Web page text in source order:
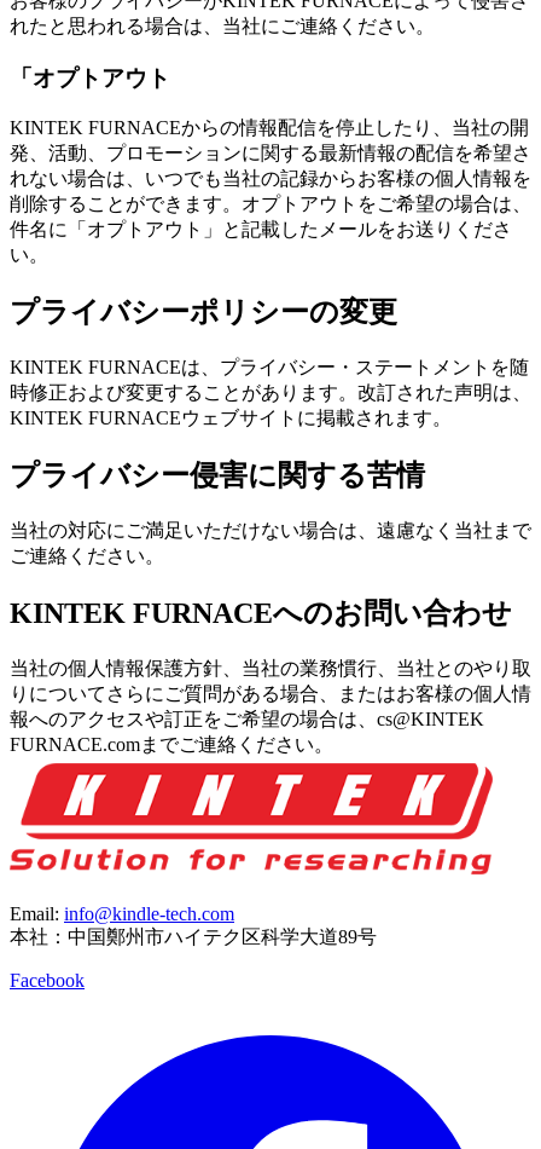
れたと思われる場合は、当社にご連絡ください。
「オプトアウト
KINTEK FURNACEからの情報配信を停止したり、当社の開
発、活動、プロモーションに関する最新情報の配信を希望さ
れない場合は、いつでも当社の記録からお客様の個人情報を
削除することができます。オプトアウトをご希望の場合は、
件名に「オプトアウト」と記載したメールをお送りくださ
い。
プライバシーポリシーの変更
KINTEK FURNACEは、プライバシー・ステートメントを随
時修正および変更することがあります。改訂された声明は、
KINTEK FURNACEウェブサイトに掲載されます。
プライバシー侵害に関する苦情
当社の対応にご満足いただけない場合は、遠慮なく当社まで
ご連絡ください。
KINTEK FURNACEへのお問い合わせ
当社の個人情報保護方針、当社の業務慣行、当社とのやり取
りについてさらにご質問がある場合、またはお客様の個人情
報へのアクセスや訂正をご希望の場合は、cs@KINTEK
FURNACE.comまでご連絡ください。
Email: info@kindle-tech.com
本社：中国鄭州市ハイテク区科学大道89号
Facebook